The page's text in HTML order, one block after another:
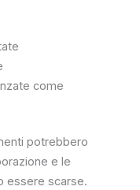
come
potrebbero
e le
essere scarse.